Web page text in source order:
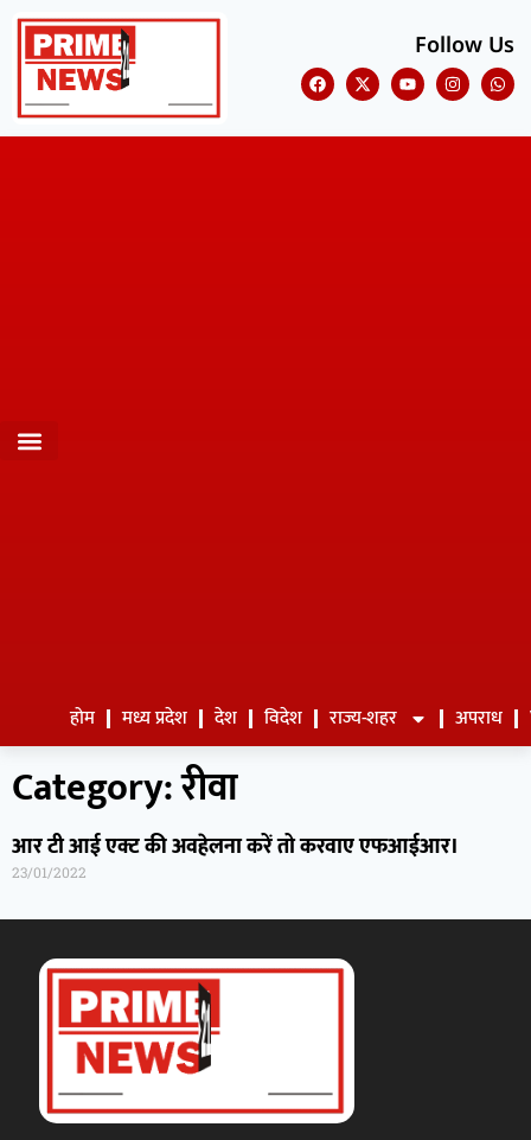
Follow Us
होम मध्य प्रदेश देश विदेश राज्य-शहर अपराध
Category: रीवा
आर टी आई एक्ट की अवहेलना करें तो करवाए एफआईआर।
23/01/2022